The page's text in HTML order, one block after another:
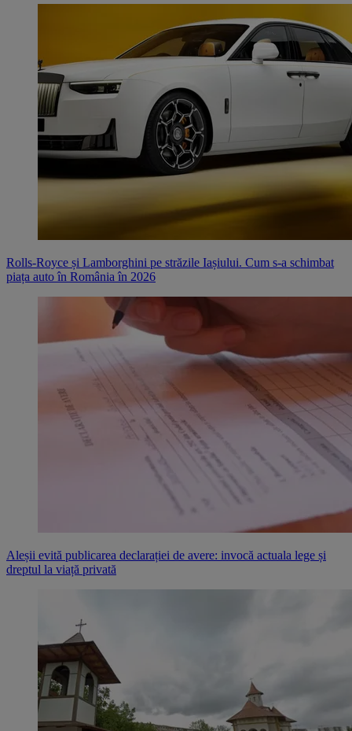
Rolls-Royce și Lamborghini pe străzile Iașiului. Cum s-a schimbat
piața auto în România în 2026
Aleșii evită publicarea declarației de avere: invocă actuala lege și
dreptul la viață privată